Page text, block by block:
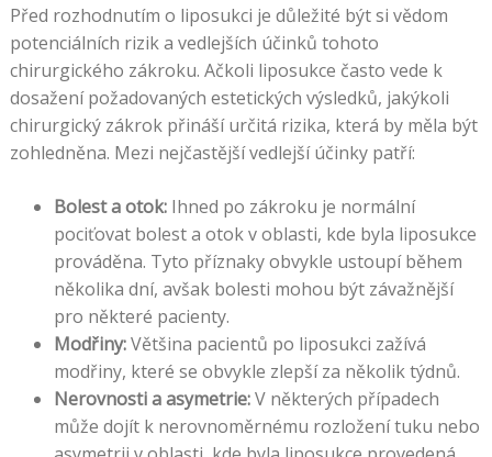
Před rozhodnutím o liposukci je důležité být si vědom
potenciálních rizik a vedlejších účinků tohoto
chirurgického zákroku. Ačkoli liposukce často vede k
dosažení požadovaných estetických výsledků, jakýkoli
chirurgický zákrok přináší určitá rizika, která by měla být
zohledněna. Mezi nejčastější vedlejší účinky patří:
Bolest a otok:Ihned po zákroku je normální
pociťovat bolest a otok v oblasti, kde byla liposukce
prováděna. Tyto příznaky obvykle ustoupí během
několika dní, avšak bolesti mohou být závažnější
pro některé pacienty.
Modřiny:Většina pacientů po liposukci zažívá
modřiny, které se obvykle zlepší za několik týdnů.
Nerovnosti a asymetrie:V některých případech
může dojít k nerovnoměrnému rozložení tuku nebo